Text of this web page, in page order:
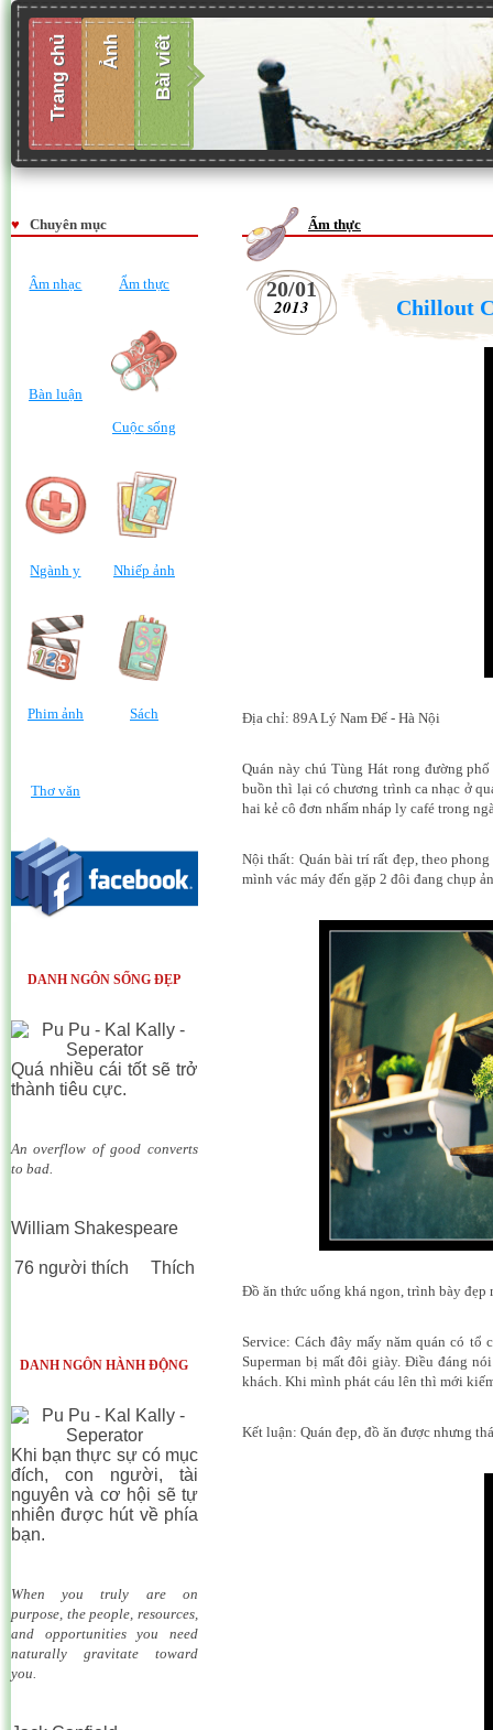
Trang chủ Ảnh Bài viết
♥ Chuyên mục
Âm nhạc Ẩm thực
Bàn luận
Cuộc sống
Ngành y Nhiếp ảnh
Phim ảnh Sách
Thơ văn
DANH NGÔN SỐNG ĐẸP
Quá nhiều cái tốt sẽ trở
thành tiêu cực.
An overflow of good converts
to bad.
William Shakespeare
76 người thích Thích
DANH NGÔN HÀNH ĐỘNG
Khi bạn thực sự có mục
đích, con người, tài
nguyên và cơ hội sẽ tự
nhiên được hút về phía
bạn.
When you truly are on
purpose, the people, resources,
and opportunities you need
naturally gravitate toward
you.
Ẩm thực
20/01
2013 Chillout
Địa chỉ: 89A Lý Nam Đế - Hà Nội
Quán này chú Tùng Hát rong đường
buồn thì lại có chương trình ca nhạc ở
hai kẻ cô đơn nhấm nháp ly café trong
Nội thất: Quán bài trí rất đẹp, theo
mình vác máy đến gặp 2 đôi đang chụp
Đồ ăn thức uống khá ngon, trình bày đẹp
Service: Cách đây mấy năm quán có
Superman bị mất đôi giày. Điều đáng
khách. Khi mình phát cáu lên thì mới
Kết luận: Quán đẹp, đồ ăn được nhưng